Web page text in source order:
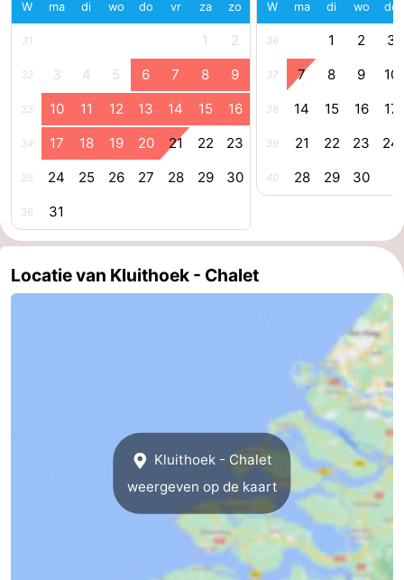
Middelburg
Zeeuws-
Vlaanderen
Nieuwvliet
Natuur
Het
Weer
Contact
W ma di wo do vr za zo
31 1 2
32 3 4 5 6 7 8 9
33 10 11 12 13 14 15 16
34 17 18 19 20 21 22 23
35 24 25 26 27 28 29 30
36 31
W ma di wo do
36 1 2 3
37 7 8 9 10
38 14 15 16 17
39 21 22 23 24
40 28 29 30
Locatie van Kluithoek - Chalet
Kluithoek - Chalet
weergeven op de kaart